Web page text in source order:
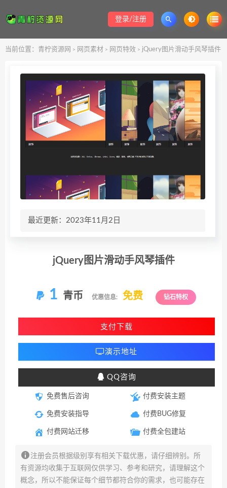
登录/注册
当前位置： 青柠资源网 > 网页素材 > 网页特效 > jQuery图片滑动手风琴插件
最近更新：2023年11月2日
jQuery图片滑动手风琴插件
1 青币 优惠信息: 免费 钻石特权
支付下载
演示地址
QQ咨询
免费售后咨询
免费安装指导
付费安装主题
付费BUG修复
付费网站迁移 付费全包建站
注册会员根据级别享有相关下载优惠，请仔细辨别。所
有资源均收集于互联网仅供学习、参考和研究，请理解这个
概念，所以不能保证每个细节都符合你的需求，也可能存在